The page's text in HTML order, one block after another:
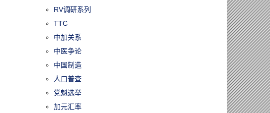
RV调研系列
TTC
中加关系
中医争论
中国制造
人口普查
党魁选举
加元汇率